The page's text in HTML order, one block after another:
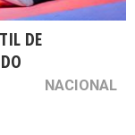
DE
NACIONAL